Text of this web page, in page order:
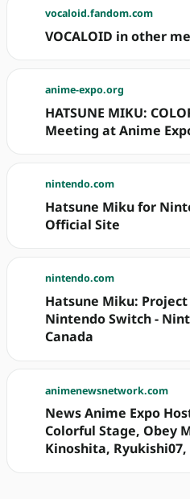
vocaloid.fandom.com
VOCALOID in other
anime-expo.org
HATSUNE MIKU:
Meeting at Anime
nintendo.com
Hatsune Miku for
Official Site
nintendo.com
Hatsune Miku:
Nintendo Switch -
Canada
animenewsnetwork.com
News Anime Expo
Colorful Stage, Obey
Kinoshita,